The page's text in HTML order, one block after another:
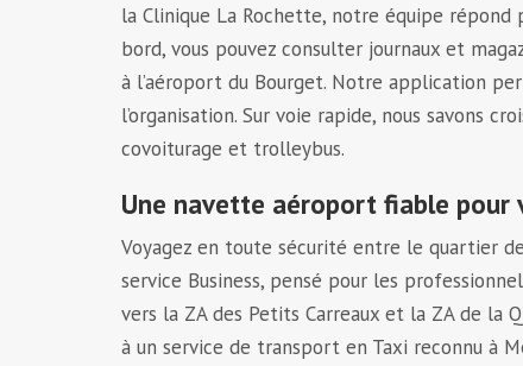
la Clinique La Rochette, notre équipe répond
bord, vous pouvez consulter journaux et
à l’aéroport du Bourget. Notre application
l’organisation. Sur voie rapide, nous savons
covoiturage et trolleybus.
Une navette aéroport fiable pour
Voyagez en toute sécurité entre le quartier
service Business, pensé pour les
vers la ZA des Petits Carreaux et la ZA de la
à un service de transport en Taxi reconnu à